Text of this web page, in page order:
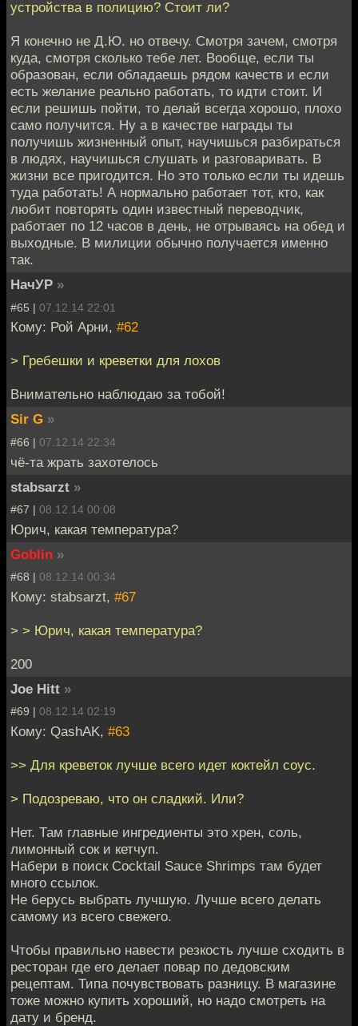
устройства в полицию? Стоит ли?
Я конечно не Д.Ю. но отвечу. Смотря зачем, смотря
куда, смотря сколько тебе лет. Вообще, если ты
образован, если обладаешь рядом качеств и если
есть желание реально работать, то идти стоит. И
если решишь пойти, то делай всегда хорошо, плохо
само получится. Ну а в качестве награды ты
получишь жизненный опыт, научишься разбираться
в людях, научишься слушать и разговаривать. В
жизни все пригодится. Но это только если ты идешь
туда работать! А нормально работает тот, кто, как
любит повторять один известный переводчик,
работает по 12 часов в день, не отрываясь на обед и
выходные. В милиции обычно получается именно
так.
НачУР »
#65 | 07.12.14 22:01
Кому: Рой Арни, #62
> Гребешки и креветки для лохов
Внимательно наблюдаю за тобой!
Sir G »
#66 | 07.12.14 22:34
чё-та жрать захотелось
stabsarzt »
#67 | 08.12.14 00:08
Юрич, какая температура?
Goblin »
#68 | 08.12.14 00:34
Кому: stabsarzt, #67
> > Юрич, какая температура?
200
Joe Hitt »
#69 | 08.12.14 02:19
Кому: QashAK, #63
>> Для креветок лучше всего идет коктейл соус.
> Подозреваю, что он сладкий. Или?
Нет. Там главные ингредиенты это хрен, соль,
лимонный сок и кетчуп.
Набери в поиск Cocktail Sauce Shrimps там будет
много ссылок.
Не берусь выбрать лучшую. Лучше всего делать
самому из всего свежего.
Чтобы правильно навести резкость лучше сходить в
ресторан где его делает повар по дедовским
рецептам. Типа почувствовать разницу. В магазине
тоже можно купить хороший, но надо смотреть на
дату и бренд.